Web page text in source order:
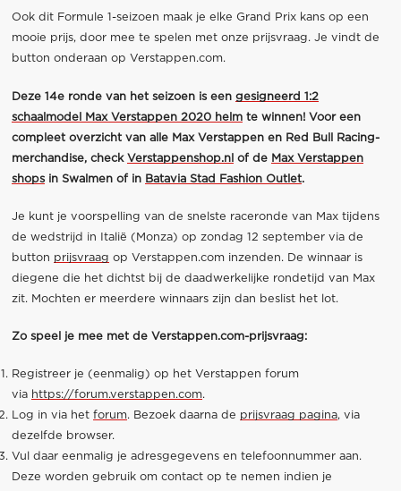
Ook dit Formule 1-seizoen maak je elke Grand Prix kans op een
mooie prijs, door mee te spelen met onze prijsvraag. Je vindt de
button onderaan op Verstappen.com.
Deze 14e ronde van het seizoen is een gesigneerd 1:2
schaalmodel Max Verstappen 2020 helmte winnen! Voor een
compleet overzicht van alle Max Verstappen en Red Bull Racing-
merchandise, check Verstappenshop.nl of de Max Verstappen
shopsin Swalmen of in Batavia Stad Fashion Outlet.
Je kunt je voorspelling van de snelste raceronde van Max tijdens
de wedstrijd in Italië (Monza) op zondag 12 september via de
button prijsvraag op Verstappen.com inzenden. De winnaar is
diegene die het dichtst bij de daadwerkelijke rondetijd van Max
zit. Mochten er meerdere winnaars zijn dan beslist het lot.
Zo speel je mee met de Verstappen.com-prijsvraag:
Registreer je (eenmalig) op het Verstappen forum
via https://forum.verstappen.com.
Log in via het forum. Bezoek daarna de prijsvraag pagina, via
dezelfde browser.
Vul daar eenmalig je adresgegevens en telefoonnummer aan.
Deze worden gebruik om contact op te nemen indien je